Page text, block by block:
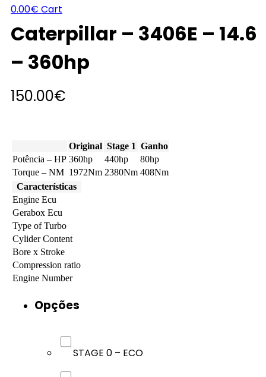
0.00€ Cart
Caterpillar – 3406E – 14.6
– 360hp
150.00€
Original Stage 1 Ganho
Potência – HP 360hp 440hp
80hp
Torque – NM 1972Nm 2380Nm 408Nm
Características
Engine Ecu
Gerabox Ecu
Type of Turbo
Cylider Content
Bore x Stroke
Compression ratio
Engine Number
Opções
STAGE 0 – ECO